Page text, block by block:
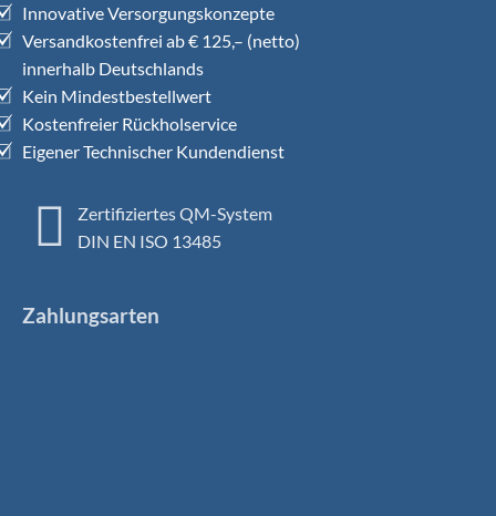
Innovative Versorgungskonzepte
Versandkostenfrei ab € 125,– (netto)
innerhalb Deutschlands
Kein Mindestbestellwert
Kostenfreier Rückholservice
Eigener Technischer Kundendienst
Zertifiziertes QM-System
DIN EN ISO 13485
Zahlungsarten